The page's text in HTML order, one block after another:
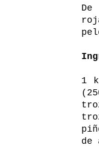
1
de